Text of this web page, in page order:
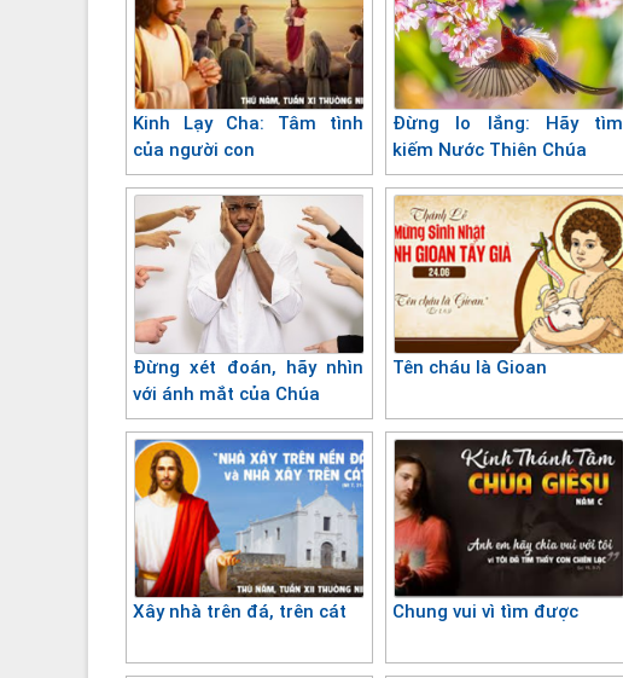
Kinh Lạy Cha: Tâm tình
của người con
Đừng lo lắng: Hãy tìm
kiếm Nước Thiên Chúa
Đừng xét đoán, hãy nhìn
với ánh mắt của Chúa
Tên cháu là Gioan
Xây nhà trên đá, trên cát Chung vui vì tìm được